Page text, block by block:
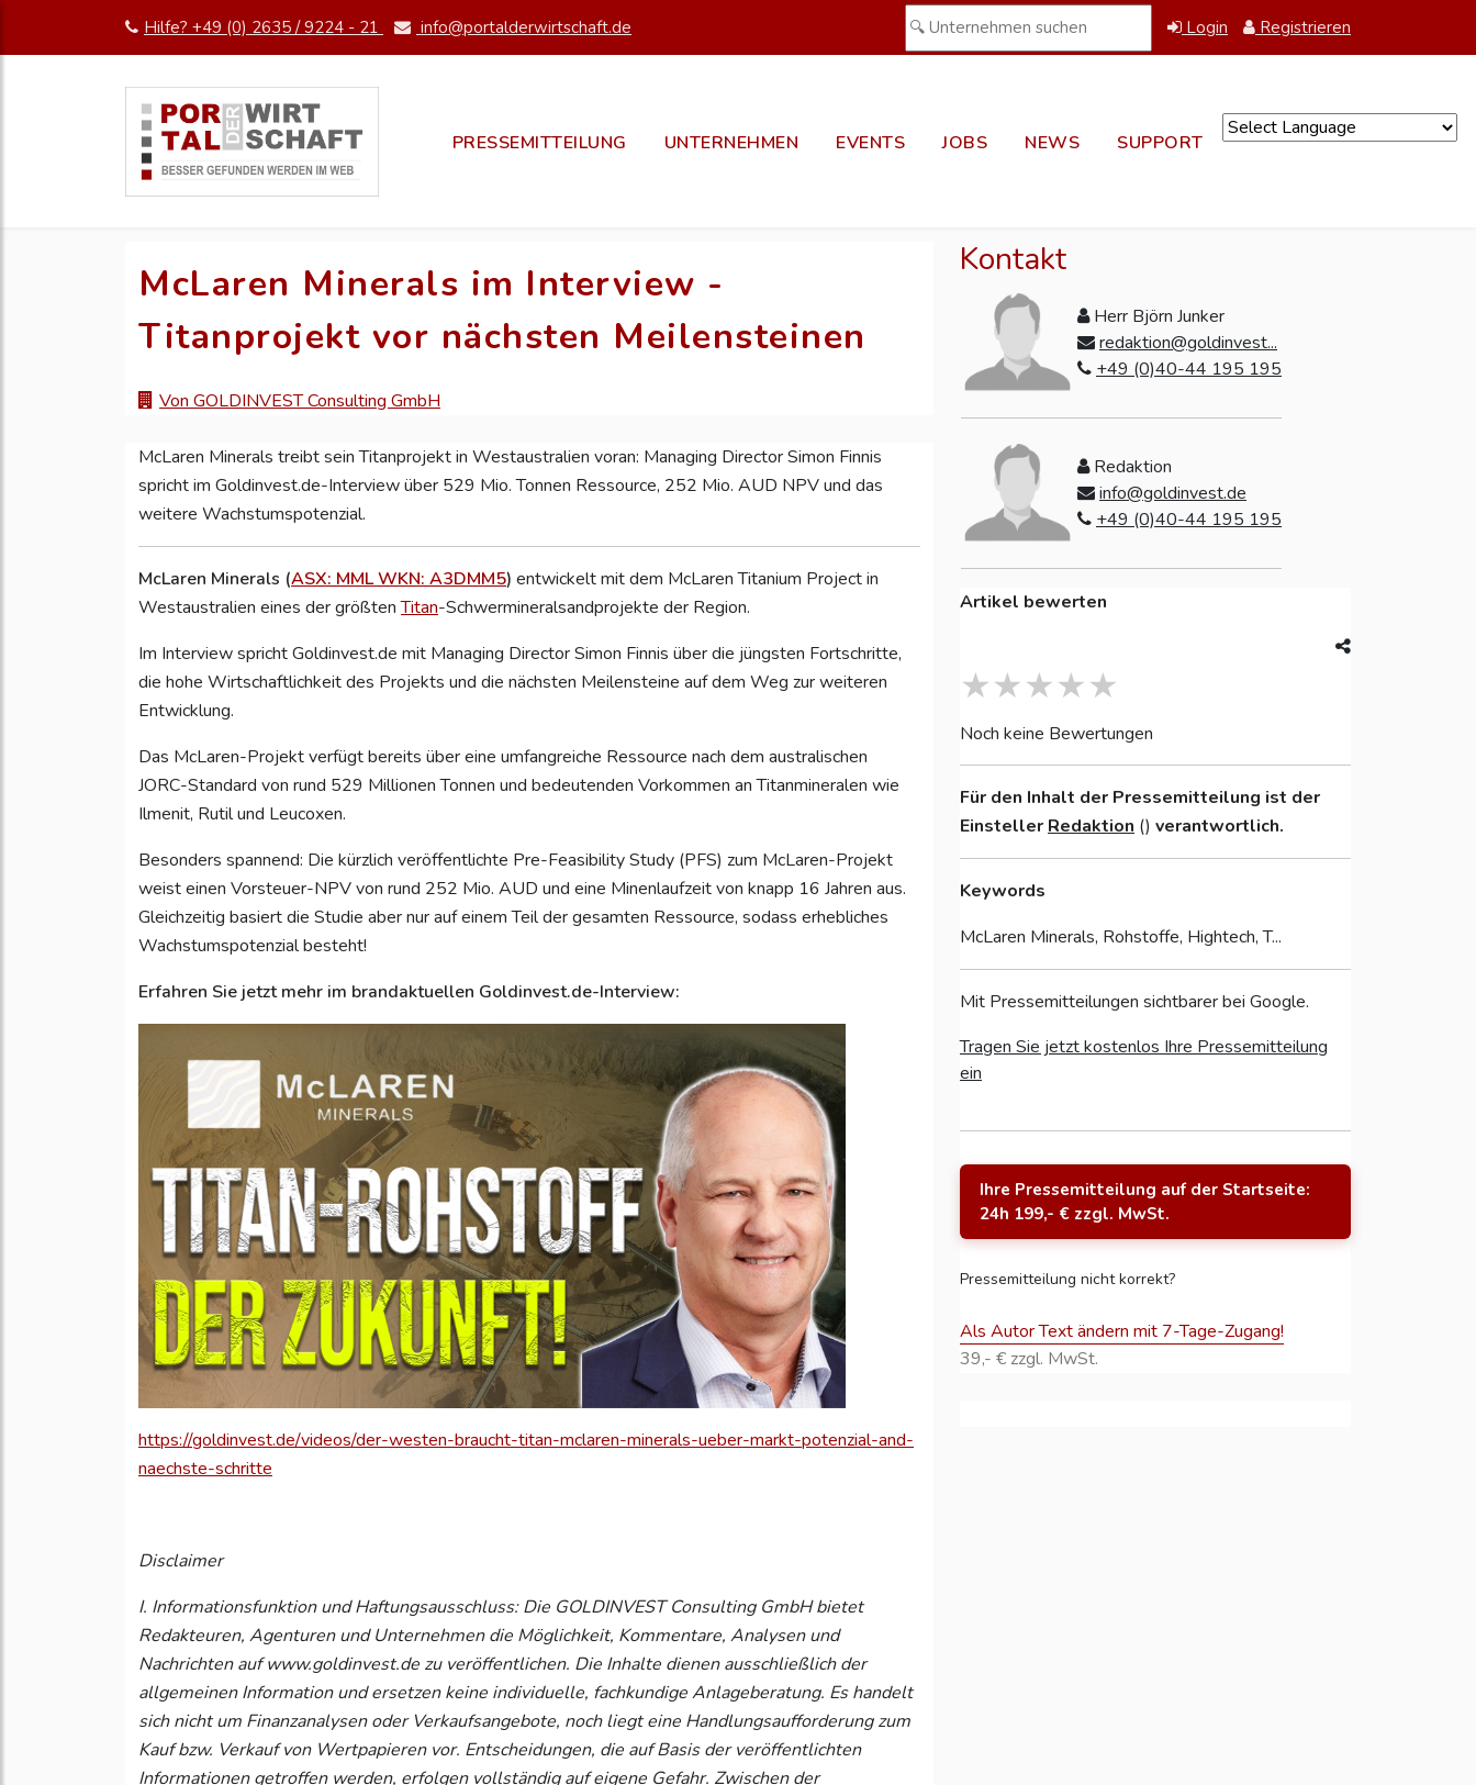
Hilfe? +49 (0) 2635 / 9224 - 21 info@portalderwirtschaft.de Login Registrieren
PRESSEMITTEILUNG UNTERNEHMEN EVENTS JOBS NEWS SUPPORT
McLaren Minerals im Interview -
Titanprojekt vor nächsten Meilensteinen
Von GOLDINVEST Consulting GmbH
McLaren Minerals treibt sein Titanprojekt in Westaustralien voran: Managing Director Simon Finnis
spricht im Goldinvest.de-Interview über 529 Mio. Tonnen Ressource, 252 Mio. AUD NPV und das
weitere Wachstumspotenzial.
McLaren Minerals (ASX: MML WKN: A3DMM5) entwickelt mit dem McLaren Titanium Project in
Westaustralien eines der größtenTitan-Schwermineralsandprojekte der Region.
Im Interview spricht Goldinvest.de mit Managing Director Simon Finnis über die jüngsten Fortschritte,
die hohe Wirtschaftlichkeit des Projekts und die nächsten Meilensteine auf dem Weg zur weiteren
Entwicklung.
Das McLaren-Projekt verfügt bereits über eine umfangreiche Ressource nach dem australischen
JORC-Standard von rund 529 Millionen Tonnen und bedeutenden Vorkommen an Titanmineralen wie
Ilmenit, Rutil und Leucoxen.
Besonders spannend: Die kürzlich veröffentlichte Pre-Feasibility Study (PFS) zum McLaren-Projekt
weist einen Vorsteuer-NPV von rund 252 Mio. AUD und eine Minenlaufzeit von knapp 16 Jahren aus.
Gleichzeitig basiert die Studie aber nur auf einem Teil der gesamten Ressource, sodass erhebliches
Wachstumspotenzial besteht!
Erfahren Sie jetzt mehr im brandaktuellen Goldinvest.de-Interview:
https://goldinvest.de/videos/der-westen-braucht-titan-mclaren-minerals-ueber-markt-potenzial-and-
naechste-schritte
Disclaimer
I. Informationsfunktion und Haftungsausschluss: Die GOLDINVEST Consulting GmbH bietet
Redakteuren, Agenturen und Unternehmen die Möglichkeit, Kommentare, Analysen und
Nachrichten auf www.goldinvest.de zu veröffentlichen. Die Inhalte dienen ausschließlich der
allgemeinen Information und ersetzen keine individuelle, fachkundige Anlageberatung. Es handelt
sich nicht um Finanzanalysen oder Verkaufsangebote, noch liegt eine Handlungsaufforderung zum
Kauf bzw. Verkauf von Wertpapieren vor. Entscheidungen, die auf Basis der veröffentlichten
Informationen getroffen werden, erfolgen vollständig auf eigene Gefahr. Zwischen der
Kontakt
Herr Björn Junker
redaktion@goldinvest...
+49 (0)40-44 195 195
Redaktion
info@goldinvest.de
+49 (0)40-44 195 195
Artikel bewerten
Noch keine Bewertungen
Für den Inhalt der Pressemitteilung ist der
Einsteller Redaktion () verantwortlich.
Keywords
McLaren Minerals, Rohstoffe, Hightech, T...
Mit Pressemitteilungen sichtbarer bei Google.
Tragen Sie jetzt kostenlos Ihre Pressemitteilung
ein
Ihre Pressemitteilung auf der Startseite:
24h 199,- € zzgl. MwSt.
Pressemitteilung nicht korrekt?
Als Autor Text ändern mit 7-Tage-Zugang!
39,- € zzgl. MwSt.